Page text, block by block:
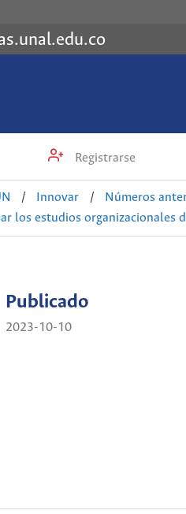
Registrarse
/ Innovar / Números
los estudios organizacionales
Publicado
2023-10-10